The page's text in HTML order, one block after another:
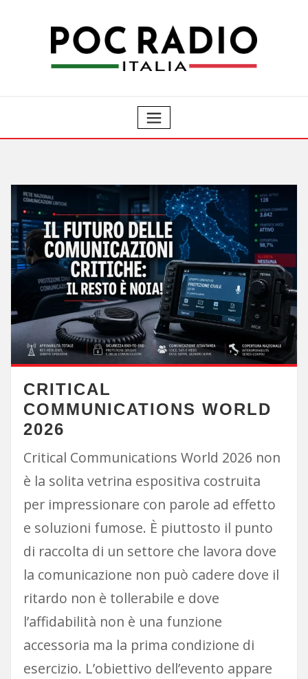
CRITICAL
COMMUNICATIONS WORLD
2026
Critical Communications World 2026 non
è la solita vetrina espositiva costruita
per impressionare con parole ad effetto
e soluzioni fumose. È piuttosto il punto
di raccolta di un settore che lavora dove
la comunicazione non può cadere dove il
ritardo non è tollerabile e dove
l’affidabilità non è una funzione
accessoria ma la prima condizione di
esercizio. L’obiettivo dell’evento appare